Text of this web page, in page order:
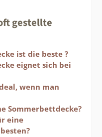
gestellte
ist die beste ?
eignet sich bei
wenn man
Sommerbettdecke?
eine